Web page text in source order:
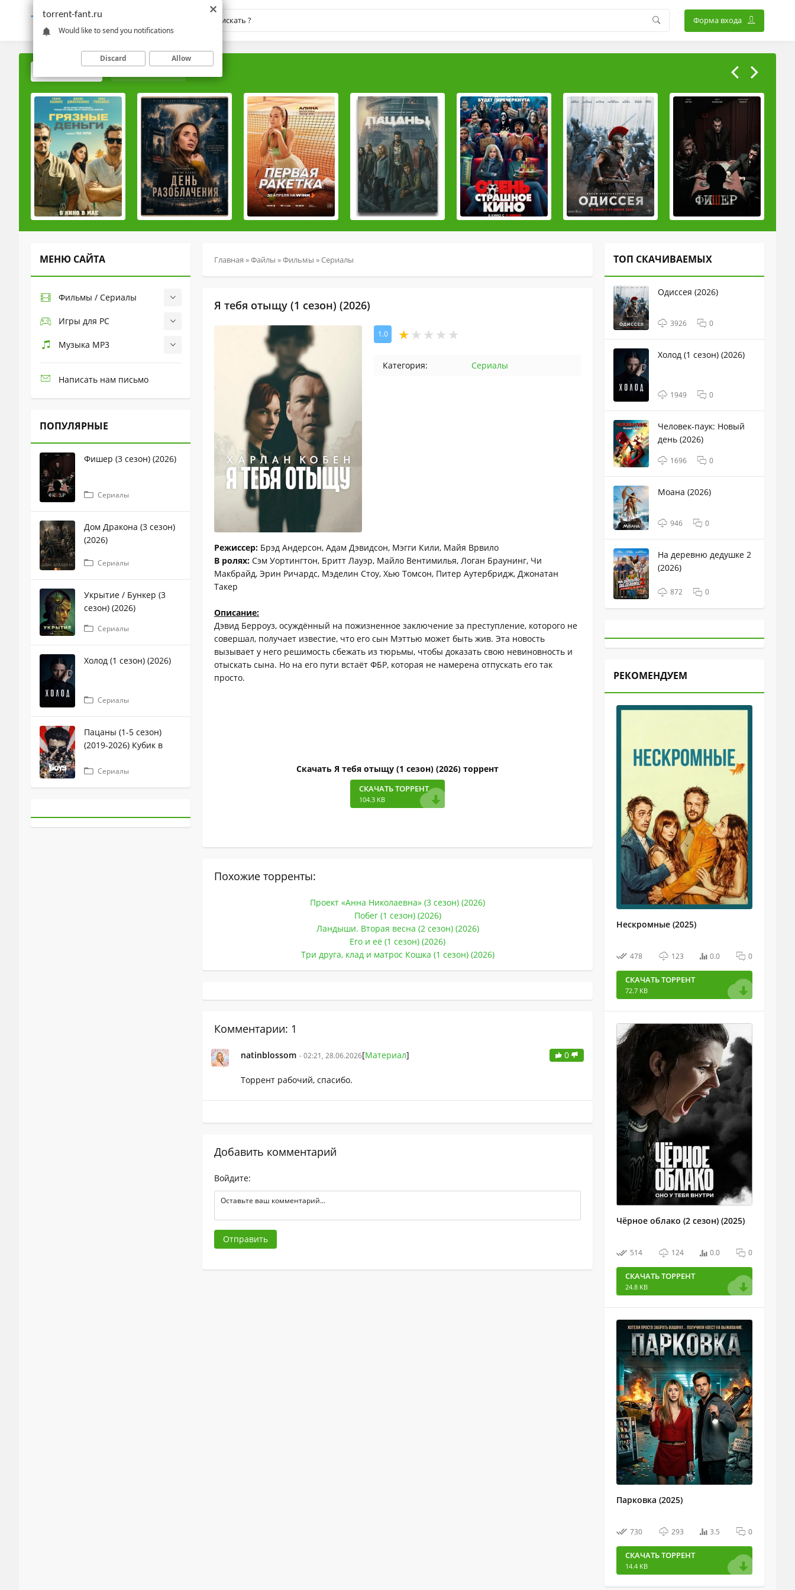
TORRENT-FANT.RU Форма входа
МЕНЮ САЙТА
Фильмы / Сериалы
Игры для PC
Музыка MP3
Написать нам письмо
ПОПУЛЯРНЫЕ
Фишер (3 сезон) (2026)
Сериалы
Дом Дракона (3 сезон)
(2026)
Сериалы
Укрытие / Бункер (3
сезон) (2026)
Сериалы
Холод (1 сезон) (2026)
Сериалы
Пацаны (1-5 сезон)
(2019-2026) Кубик в
Сериалы
Главная »Файлы »Фильмы »Сериалы
Я тебя отыщу (1 сезон) (2026)
1.0
Категория: Сериалы
Режиссер: Брэд Андерсон, Адам Дэвидсон, Мэгги Кили, Майя Врвило
В ролях: Сэм Уортингтон, Бритт Лауэр, Майло Вентимилья, Логан Браунинг, Чи
Макбрайд, Эрин Ричардс, Мэделин Стоу, Хью Томсон, Питер Аутербридж, Джонатан
Такер
Описание:
Дэвид Берроуз, осуждённый на пожизненное заключение за преступление, которого не
совершал, получает известие, что его сын Мэттью может быть жив. Эта новость
вызывает у него решимость сбежать из тюрьмы, чтобы доказать свою невиновность и
отыскать сына. Но на его пути встаёт ФБР, которая не намерена отпускать его так
просто.
Скачать Я тебя отыщу (1 сезон) (2026) торрент
СКАЧАТЬ ТОРРЕНТ
104.3 KB
Похожие торренты:
Проект «Анна Николаевна» (3 сезон) (2026)
Побег (1 сезон) (2026)
Ландыши. Вторая весна (2 сезон) (2026)
Его и её (1 сезон) (2026)
Три друга, клад и матрос Кошка (1 сезон) (2026)
Комментарии: 1
natinblossom - 02:21, 28.06.2026[Материал] 0
Торрент рабочий, спасибо.
Добавить комментарий
Войдите:
Отправить
ТОП СКАЧИВАЕМЫХ
Одиссея (2026)
3926 0
Холод (1 сезон) (2026)
1949 0
Человек-паук: Новый
день (2026)
1696 0
Моана (2026)
946 0
На деревню дедушке 2
(2026)
872 0
РЕКОМЕНДУЕМ
Нескромные (2025)
478 123 0.0 0
СКАЧАТЬ ТОРРЕНТ
72.7 KB
Чёрное облако (2 сезон) (2025)
514 124 0.0 0
СКАЧАТЬ ТОРРЕНТ
24.8 KB
Парковка (2025)
730 293 3.5 0
СКАЧАТЬ ТОРРЕНТ
14.4 KB
torrent-fant.ru
Would like to send you notifications
Discard Allow